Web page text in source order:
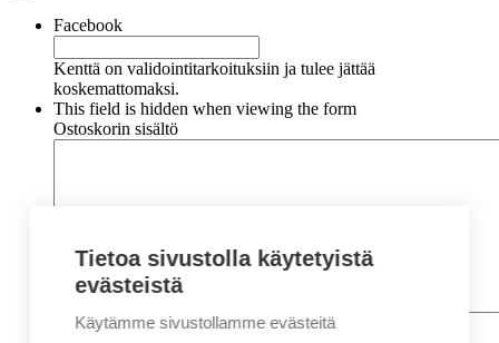
Facebook
Kenttä on validointitarkoituksiin ja tulee jättää
koskemattomaksi.
This field is hidden when viewing the form
Ostoskorin sisältö
Nimi*
Tietoa sivustolla käytetyistä
evästeistä
Käytämme sivustollamme evästeitä